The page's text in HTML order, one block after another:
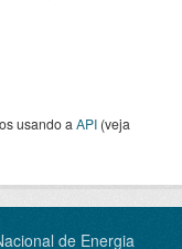
usando a API (veja
de Energia